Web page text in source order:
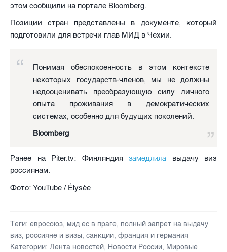
этом сообщили на портале Bloomberg.
Позиции стран представлены в документе, который
подготовили для встречи глав МИД в Чехии.
Понимая обеспокоенность в этом контексте
некоторых государств-членов, мы не должны
недооценивать преобразующую силу личного
опыта проживания в демократических
системах, особенно для будущих поколений.
Bloomberg
Ранее на Piter.tv: Финляндия замедлила выдачу виз
россиянам.
Фото: YouTube / Élysée
Теги: евросоюз, мид ес в праге, полный запрет на выдачу
виз, россияне и визы, санкции, франция и германия
Категории: Лента новостей, Новости России, Мировые